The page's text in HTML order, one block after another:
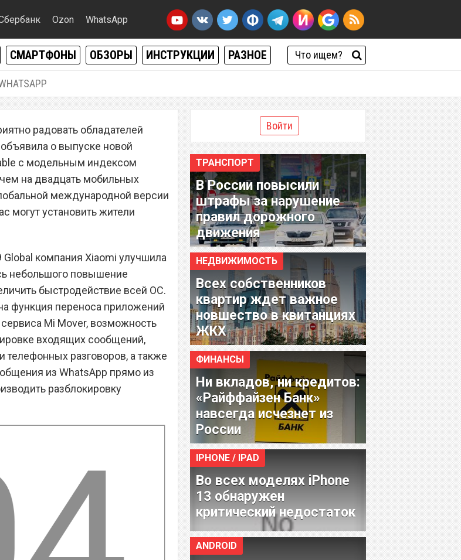
Ozon WhatsApp
СМАРТФОНЫ ОБЗОРЫ ИНСТРУКЦИИ РАЗНОЕ
MIUI 9
– что
радовать обладателей
о выпуске новой
с модельным индексом
на двадцать мобильных
международной версии
могут установить жители
компания Xiaomi улучшила
небольшого повышение
быстродействие всей ОС.
функция переноса приложений
Mi Mover, возможность
входящих сообщений,
телефонных разговоров, а также
из WhatsApp прямо из
разблокировку
Войти
ТРАНСПОРТ
В России повысили
штрафы за нарушение
правил дорожного
движения
НЕДВИЖИМОСТЬ
Всех собственников
квартир ждет важное
новшество в квитанциях
ЖКХ
ФИНАНСЫ
Ни вкладов, ни кредитов:
«Райффайзен Банк»
навсегда исчезнет из
России
IPHONE / IPAD
Во всех моделях iPhone
13 обнаружен
критический недостаток
ANDROID